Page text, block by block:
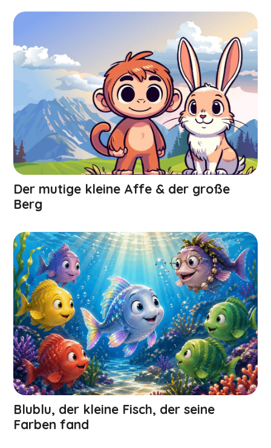
Der mutige kleine Affe & der große
Berg
Blublu, der kleine Fisch, der seine
Farben fand